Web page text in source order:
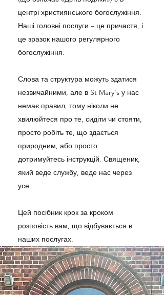
центрі християнського богослужіння.
Наші головні послуги – це причастя, і
це зразок нашого регулярного
богослужіння.
Слова та структура можуть здатися
незвичайними, але в St Mary's у нас
немає правил, тому ніколи не
хвилюйтеся про те, сидіти чи стояти,
просто робіть те, що здається
природним, або просто
дотримуйтесь інструкцій. Священик,
який веде службу, веде нас через
усе.
Цей посібник крок за кроком
розповість вам, що відбувається в
наших послугах.